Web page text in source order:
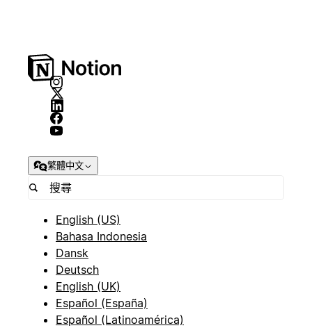
繁體中文
English (US)
Bahasa Indonesia
Dansk
Deutsch
English (UK)
Español (España)
Español (Latinoamérica)